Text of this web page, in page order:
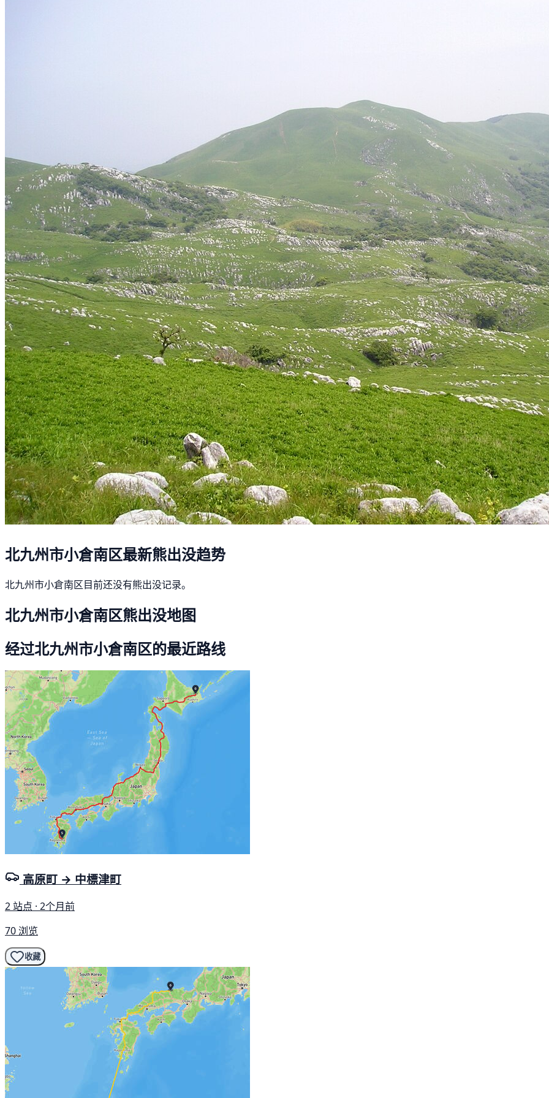
北九州市小倉南区最新熊出没趋势
北九州市小倉南区目前还没有熊出没记录。
北九州市小倉南区熊出没地图
经过北九州市小倉南区的最近路线
高原町 → 中標津町
2 站点 · 2个月前
70 浏览
收藏